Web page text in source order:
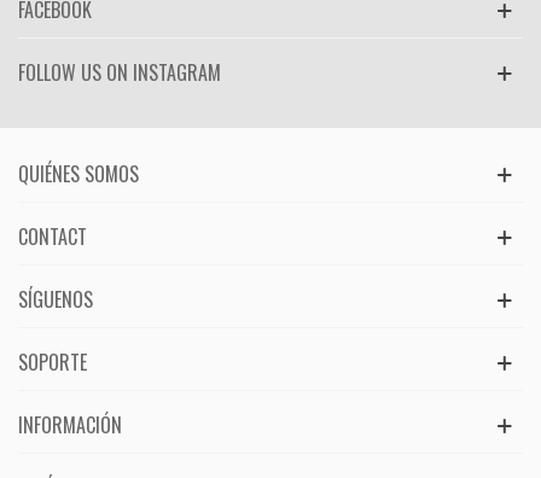
FACEBOOK
FOLLOW US ON INSTAGRAM
QUIÉNES SOMOS
CONTACT
SÍGUENOS
SOPORTE
INFORMACIÓN